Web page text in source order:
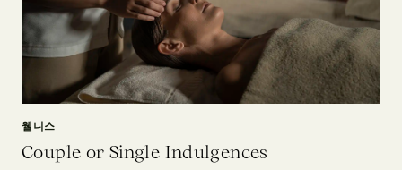
웰니스
Couple or Single Indulgences